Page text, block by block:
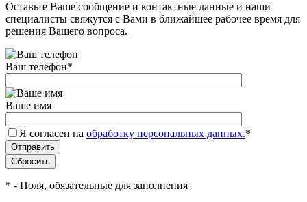
Оставьте Ваше сообщение и контактные данные и наши
специалисты свяжутся с Вами в ближайшее рабочее время для
решения Вашего вопроса.
Ваш телефон*
Ваше имя
Я согласен на обработку персональных данных.*
* - Поля, обязательные для заполнения